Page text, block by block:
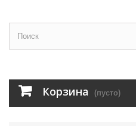
Корзина (пусто)